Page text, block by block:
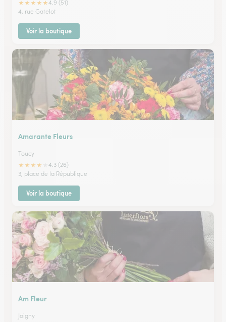
★★★★★4.9 (51)
4, rue Gatelot
Voir la boutique
Amarante Fleurs
Toucy
★★★★
4.3 (26)
3, place de la République
Voir la boutique
Am Fleur
Joigny